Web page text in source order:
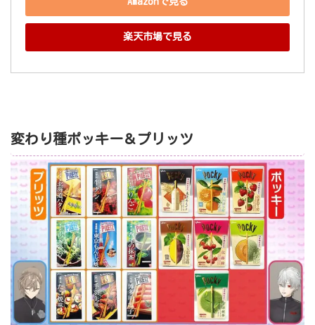
楽天市場で見る
変わり種ポッキー＆プリッツ